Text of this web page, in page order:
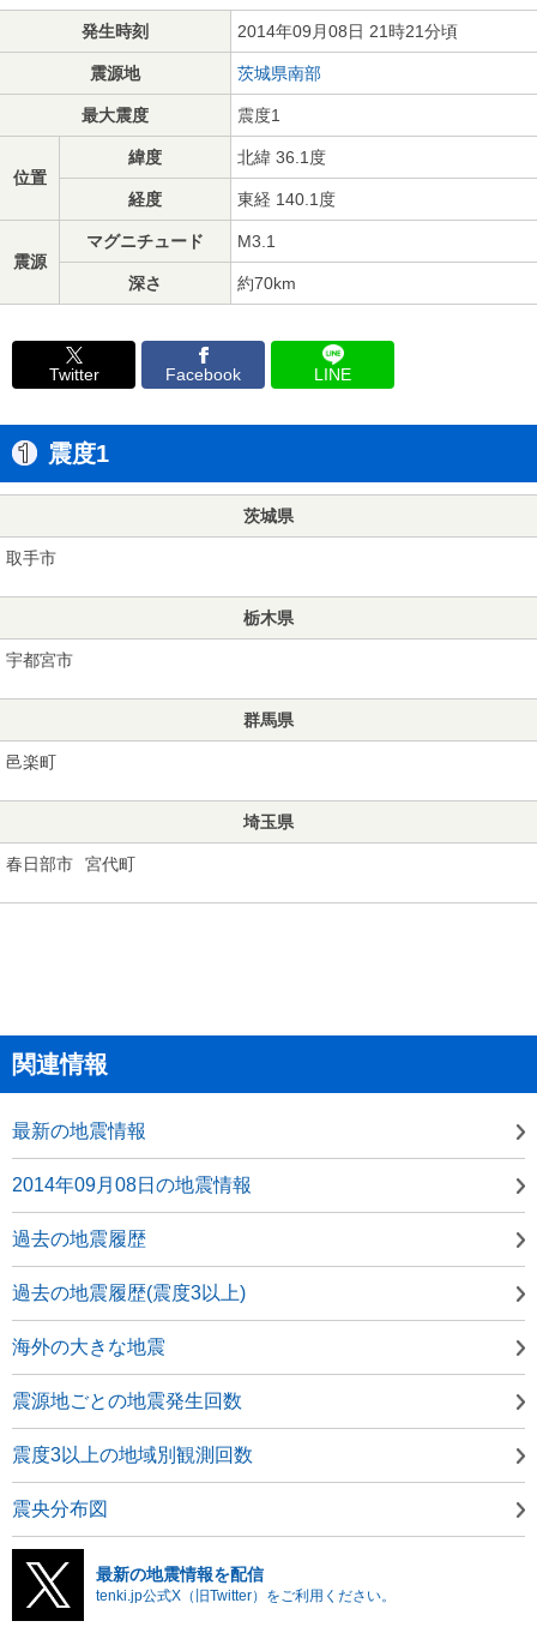
発生時刻 2014年09月08日 21時21分頃
震源地 茨城県南部
最大震度 震度1
位置
緯度 北緯 36.1度
経度 東経 140.1度
震源
マグニチュード M3.1
深さ 約70km
Twitter Facebook LINE
震度1
茨城県
取手市
栃木県
宇都宮市
群馬県
邑楽町
埼玉県
春日部市 宮代町
関連情報
最新の地震情報
2014年09月08日の地震情報
過去の地震履歴
過去の地震履歴(震度3以上)
海外の大きな地震
震源地ごとの地震発生回数
震度3以上の地域別観測回数
震央分布図
最新の地震情報を配信
tenki.jp公式X（旧Twitter）をご利用ください。